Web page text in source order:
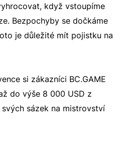
když vstoupíme
Bezpochyby se dočkáme
je důležité mít pojistku na
si zákazníci BC.GAME
do výše 8 000 USD z
sázek na mistrovství